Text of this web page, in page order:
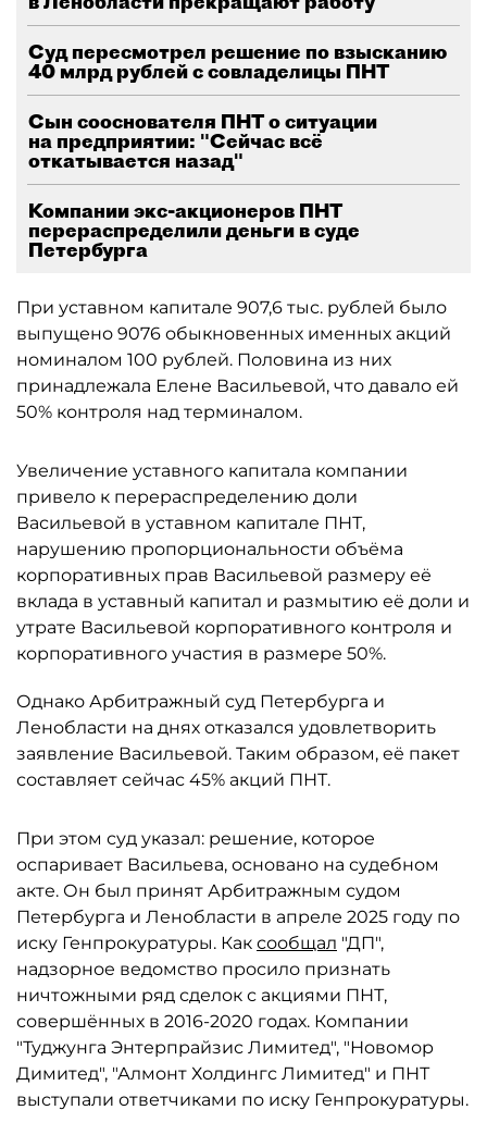
Суд пересмотрел решение по взысканию
40 млрд рублей с совладелицы ПНТ
Сын сооснователя ПНТ о ситуации
на предприятии: "Сейчас всё
откатывается назад"
Компании экс-акционеров ПНТ
перераспределили деньги в суде
Петербурга
При уставном капитале 907,6 тыс. рублей было
выпущено 9076 обыкновенных именных акций
номиналом 100 рублей. Половина из них
принадлежала Елене Васильевой, что давало ей
50% контроля над терминалом.
Увеличение уставного капитала компании
привело к перераспределению доли
Васильевой в уставном капитале ПНТ,
нарушению пропорциональности объёма
корпоративных прав Васильевой размеру её
вклада в уставный капитал и размытию её доли и
утрате Васильевой корпоративного контроля и
корпоративного участия в размере 50%.
Однако Арбитражный суд Петербурга и
Ленобласти на днях отказался удовлетворить
заявление Васильевой. Таким образом, её пакет
составляет сейчас 45% акций ПНТ.
При этом суд указал: решение, которое
оспаривает Васильева, основано на судебном
акте. Он был принят Арбитражным судом
Петербурга и Ленобласти в апреле 2025 году по
иску Генпрокуратуры. Как сообщал "ДП",
надзорное ведомство просило признать
ничтожными ряд сделок с акциями ПНТ,
совершённых в 2016-2020 годах. Компании
"Туджунга Энтерпрайзис Лимитед", "Новомор
Димитед", "Алмонт Холдингс Лимитед" и ПНТ
выступали ответчиками по иску Генпрокуратуры.